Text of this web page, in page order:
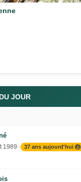
JOUR
1989 · 37 ans aujourd'hui 🎂